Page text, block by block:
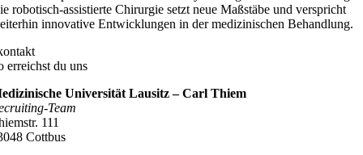
robotisch-assistierte Chirurgie setzt neue Maßstäbe und verspricht
innovative Entwicklungen in der medizinischen Behandlung.
erreichst du uns
Universität Lausitz – Carl Thiem
Team
111
Cottbus